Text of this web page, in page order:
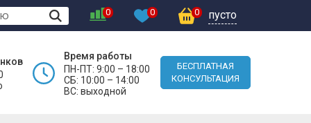
0 0 0 пусто
Время работы
ПН-ПТ: 9:00 – 18:00
СБ: 10:00 – 14:00
ВС: выходной
БЕСПЛАТНАЯ
КОНСУЛЬТАЦИЯ